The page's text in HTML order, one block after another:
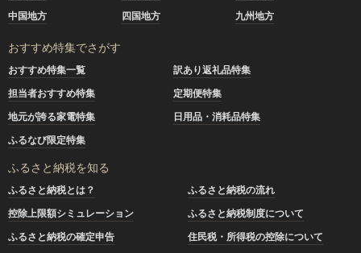
中国地方
四国地方 九州地方
おすすめ特集でさがす
おすすめ特集一覧
訳あり返礼品特集
担当者おすすめ特集
定期便特集
地元が誇る家電特集
日用品・消耗品特集
ふるなび限定特集
ふるさと納税を知る
ふるさと納税とは？
ふるさと納税の流れ
控除上限額シミュレーション
ふるさと納税制度について
ふるさと納税の確定申告
住民税・所得税の控除について